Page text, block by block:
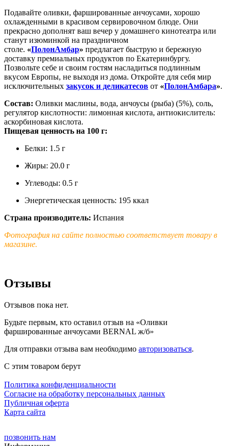
Подавайте оливки, фаршированные анчоусами, хорошо
охлажденными в красивом сервировочном блюде. Они
прекрасно дополнят ваш вечер у домашнего кинотеатра или
станут изюминкой на праздничном
столе. «ПолонАмбар» предлагает быструю и бережную
доставку премиальных продуктов по Екатеринбургу.
Позвольте себе и своим гостям насладиться подлинным
вкусом Европы, не выходя из дома. Откройте для себя мир
исключительных закусок и деликатесов от «ПолонАмбара».
Состав: Оливки маслины, вода, анчоусы (рыба) (5%), соль,
регулятор кислотности: лимонная кислота, антиокислитель:
аскорбиновая кислота.
Пищевая ценность на 100 г:
Белки: 1.5 г
Жиры: 20.0 г
Углеводы: 0.5 г
Энергетическая ценность: 195 ккал
Страна производитель: Испания
Фотография на сайте полностью соответствует товару в
магазине.
Отзывы
Отзывов пока нет.
Будьте первым, кто оставил отзыв на «Оливки
фаршированные анчоусами BERNAL ж/б»
Для отправки отзыва вам необходимо авторизоваться.
С этим товаром берут
Политика конфиденциальности
Cогласие на обработку персональных данных
Публичная оферта
Карта сайта
позвонить нам